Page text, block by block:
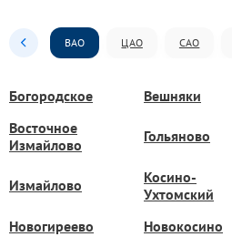
ВАО ЦАО САО
Богородское Вешняки
Восточное
Измайлово
Гольяново
Измайлово
Косино-
Ухтомский
Новогиреево Новокосино